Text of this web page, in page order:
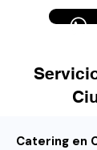
Catering en